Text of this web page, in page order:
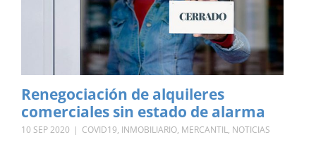
Renegociación de alquileres
comerciales sin estado de alarma
10 SEP 2020 | COVID19, INMOBILIARIO, MERCANTIL, NOTICIAS